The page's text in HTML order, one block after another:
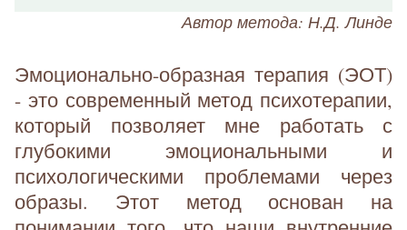
Автор метода: Н.Д. Линде
Эмоционально-образная терапия (ЭОТ)
- это современный метод психотерапии,
который позволяет мне работать с
глубокими эмоциональными и
психологическими проблемами через
образы. Этот метод основан на